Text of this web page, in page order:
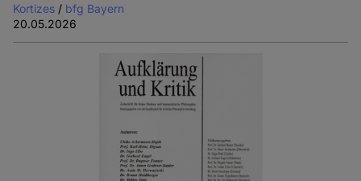
Kortizes / bfg Bayern
20.05.2026